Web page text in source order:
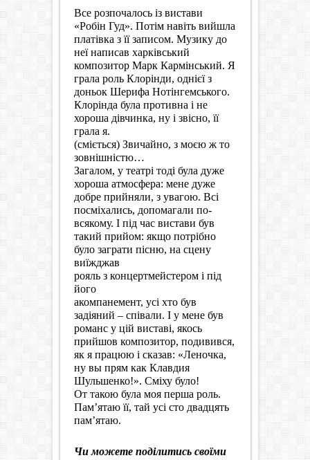
Все розпочалось із вистави
«Робін Гуд». Потім навіть вийшла
платівка з її записом. Музику до
неї написав харківський
композитор Марк Кармінський. Я
грала роль Клорінди, однієї з
доньок Шерифа Нотінгемського.
Клорінда була противна і не
хороша дівчинка, ну і звісно, її
грала я.
(сміється) Звичайно, з моєю ж то
зовнішністю…
Загалом, у театрі тоді була дуже
хороша атмосфера: мене дуже
добре прийняли, з увагою. Всі
посміхались, допомагали по-
всякому. І під час вистави був
такий прийом: якщо потрібно
було заграти пісню, на сцену
виїжджав
рояль з концертмейстером і під
його
акомпанемент, усі хто був
задіяний – співали. І у мене був
романс у цій виставі, якось
прийшов композитор, подивився,
як я працюю і сказав: «Леночка,
ну вы прям как Клавдия
Шульшенко!». Сміху було!
От такою була моя перша роль.
Пам’ятаю її, тай усі сто двадцять
пам’ятаю.
Чи можете поділитись своїми